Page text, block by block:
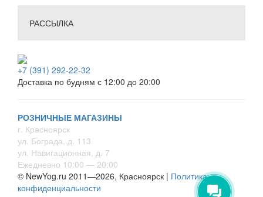
РАССЫЛКА
+7 (391) 292-22-32
Доставка по будням с 12:00 до 20:00
РОЗНИЧНЫЕ МАГАЗИНЫ
г. Красноярск
ул. Бограда, д. 113
ул. Навигационная, д. 7
Ежедневно 10:00 — 20:00
© NewYog.ru 2011—2026, Красноярск | Политика
конфиденциальности